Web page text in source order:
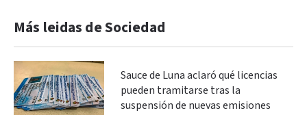
Más leidas de Sociedad
Sauce de Luna aclaró qué licencias
pueden tramitarse tras la
suspensión de nuevas emisiones